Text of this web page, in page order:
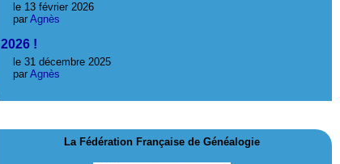
le 13 février 2026
par Agnès
2026 !
le 31 décembre 2025
par Agnès
La Fédération Française de Généalogie